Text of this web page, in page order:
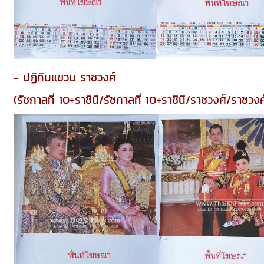
- ปฏิทินแขวน ราชวงศ์
(รัชกาลที่ 10+ราชินี/รัชกาลที่ 10+ราชินี/ราชวงศ์/ราชวง